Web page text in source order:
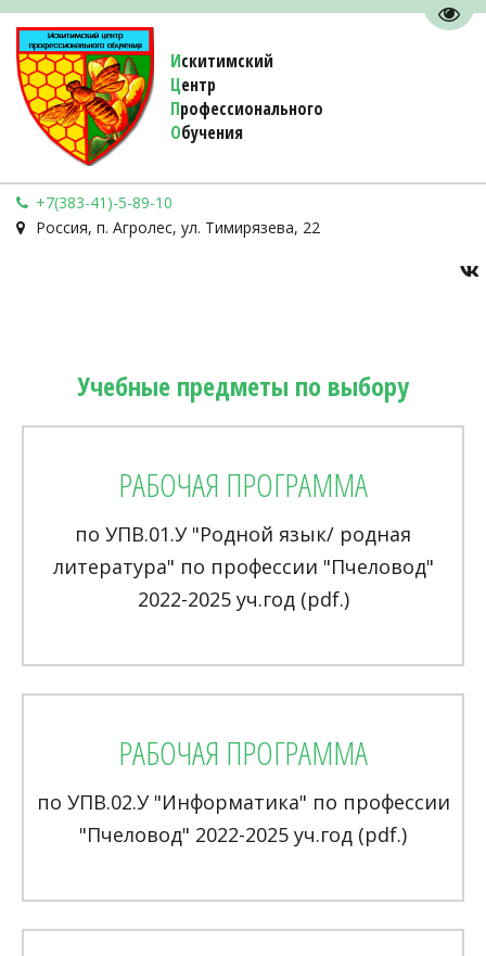
Искитимский
Центр
Профессионального
Обучения
+7(383-41)-5-89-10
Россия, п. Агролес, ул. Тимирязева, 22
Учебные предметы по выбору
РАБОЧАЯ ПРОГРАММА
по УПВ.01.У "Родной язык/ родная
литература" по профессии "Пчеловод"
2022-2025 уч.год (pdf.)
РАБОЧАЯ ПРОГРАММА
по УПВ.02.У "Информатика" по профессии
"Пчеловод" 2022-2025 уч.год (pdf.)